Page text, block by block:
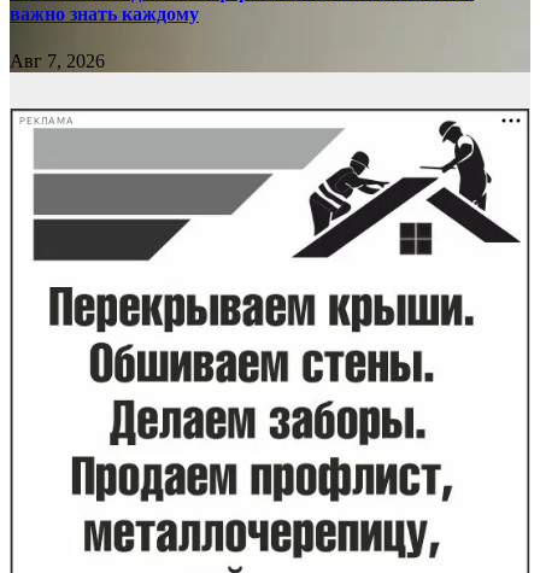
важно знать каждому
Авг 7, 2026
РЕКЛАМА